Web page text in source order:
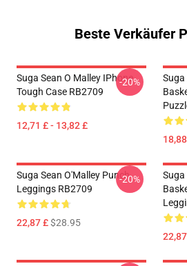
Beste Verkäufer
Suga Sean O Malley IPhone
Tough Case RB2709
12,71 £ - 13,82 £
-20%
Suga
Suga Sean O'Malley Punch
Leggings RB2709
22,87 £$28.95
-20%
Suga